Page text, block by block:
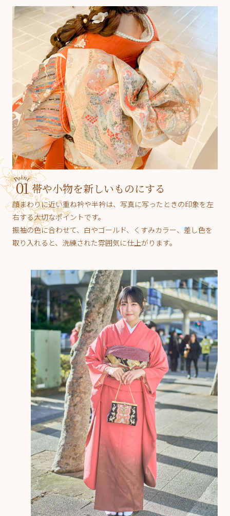
01 帯や小物を新しいものにする
顔まわりに近い重ね衿や半衿は、写真に写ったときの印象を左
右する大切なポイントです。
振袖の色に合わせて、白やゴールド、くすみカラー、差し色を
取り入れると、洗練された雰囲気に仕上がります。